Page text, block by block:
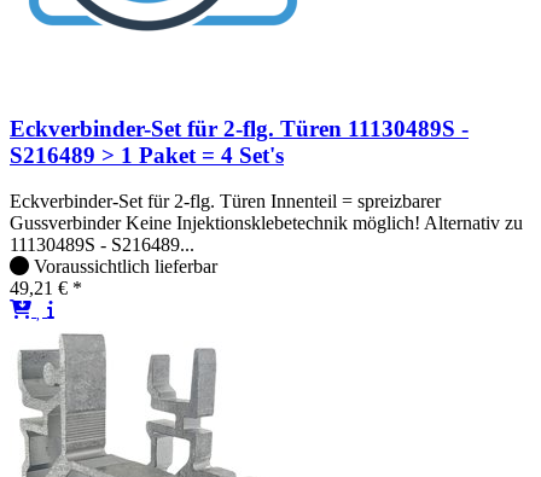
Eckverbinder-Set für 2-flg. Türen 11130489S -
S216489 > 1 Paket = 4 Set's
Eckverbinder-Set für 2-flg. Türen Innenteil = spreizbarer
Gussverbinder Keine Injektionsklebetechnik möglich! Alternativ zu
11130489S - S216489...
Voraussichtlich lieferbar
49,21 € *